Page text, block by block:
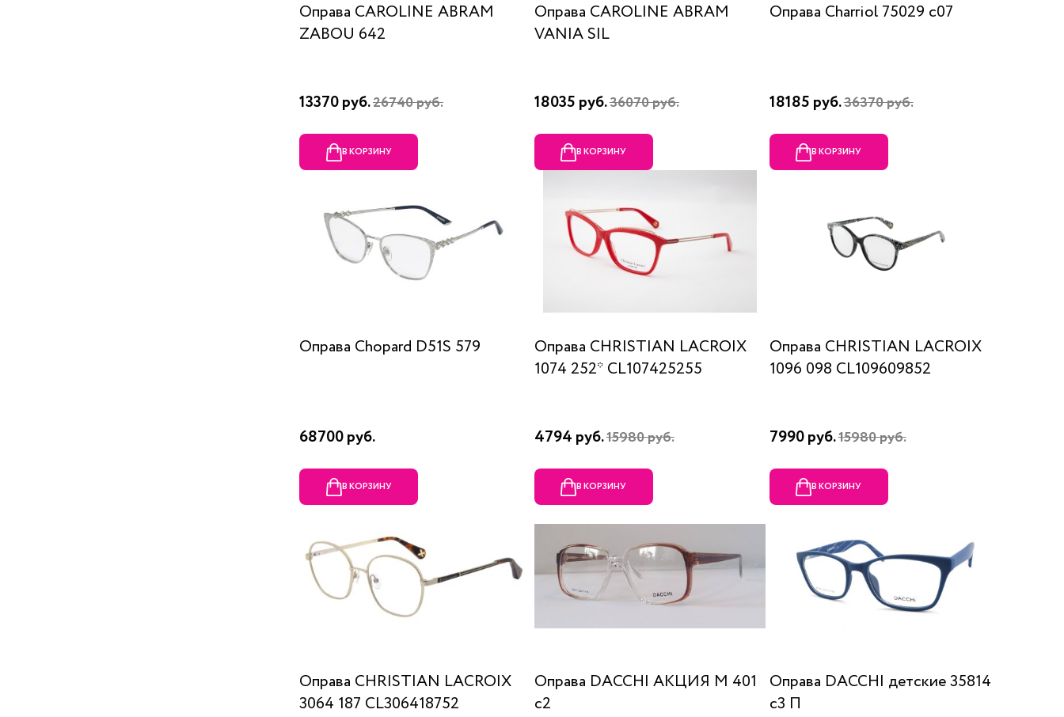
Оправа CAROLINE ABRAM
ZABOU 642
13370 руб.26740 руб.
В КОРЗИНУ
Оправа CAROLINE ABRAM
VANIA SIL
18035 руб.36070 руб.
В КОРЗИНУ
Оправа Charriol 75029 c07
18185 руб.36370 руб.
В КОРЗИНУ
Оправа Chopard D51S 579
68700 руб.
В КОРЗИНУ
Оправа CHRISTIAN LACROIX
1074 252* CL107425255
4794 руб.15980 руб.
В КОРЗИНУ
Оправа CHRISTIAN LACROIX
1096 098 CL109609852
7990 руб.15980 руб.
В КОРЗИНУ
Оправа CHRISTIAN LACROIX
3064 187 CL306418752
Оправа DACCHI АКЦИЯ М 401
c2
Оправа DACCHI детские 35814
c3 П